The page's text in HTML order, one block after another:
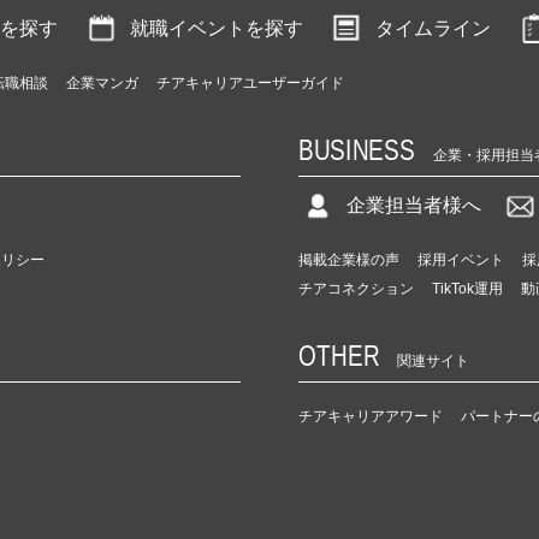
探す 就職イベントを探す タイムライン
職相談 企業マンガ チアキャリアユーザーガイド
シー
BUSINESS 企業・採用担当
企業担当者様へ
掲載企業様の声 採用イベント
チアコネクション
TikTok運用 動
OTHER 関連サイト
チアキャリアアワード パートナー